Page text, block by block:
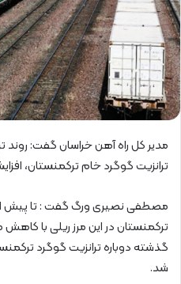
مدیر کل راه آهن خراسان گفت: روند
ترانزیت گوگرد خام ترکمنستان،
مصطفی نصیری ورگ گفت : تا پیش از
ترکمنستان در این مرز ریلی با
گذشته دوباره ترانزیت گوگرد
شد.